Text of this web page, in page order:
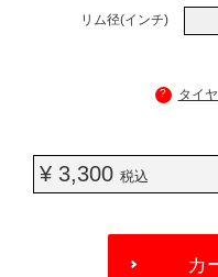
リム径(インチ)
? タイ
¥ 3,300 税込
カ